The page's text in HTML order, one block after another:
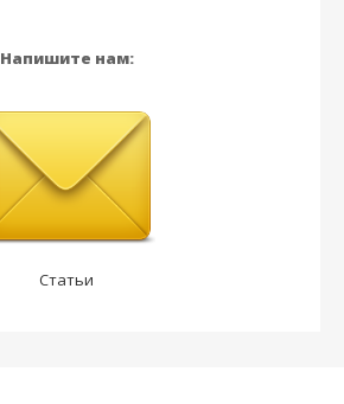
Напишите нам:
Статьи